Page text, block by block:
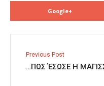
Google+
Previous Post
…ΠΩΣ ΈΣΩΣΕ Η